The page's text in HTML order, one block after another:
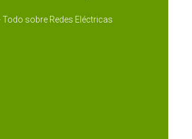
Todo sobre Redes Eléctricas